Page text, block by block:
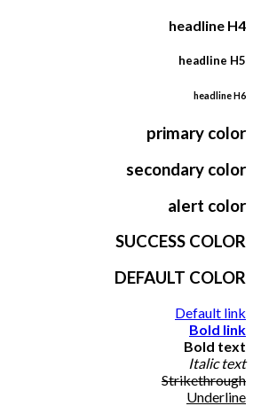
headline H4
headline H5
headline H6
primary color
secondary color
alert color
SUCCESS COLOR
DEFAULT COLOR
Default link
Bold link
Bold text
Italic text
Strikethrough
Underline